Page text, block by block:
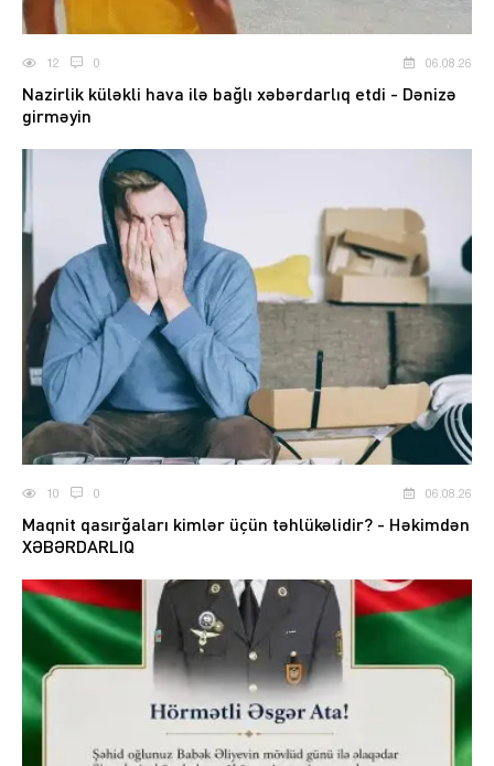
12 0 06.08.26
Nazirlik küləkli hava ilə bağlı xəbərdarlıq etdi - Dənizə
girməyin
10 0 06.08.26
Maqnit qasırğaları kimlər üçün təhlükəlidir? - Həkimdən
XƏBƏRDARLIQ